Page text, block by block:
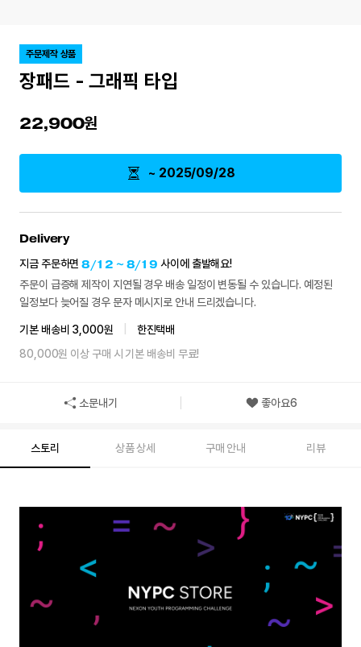
주문제작 상품
장패드 - 그래픽 타입
22,900
~ 2025/09/28
Delivery
지금 주문하면8/12 ~ 8/19사이에 출발해요!
주문이 급증해 제작이 지연될 경우 배송 일정이 변동될 수 있습니다. 예정된
일정보다 늦어질 경우 문자 메시지로 안내 드리겠습니다.
기본 배송비 3,000원
한진택배
80,000원 이상 구매 시 기본 배송비 무료!
소문내기 좋아요6
스토리 상품 상세 구매 안내 리뷰